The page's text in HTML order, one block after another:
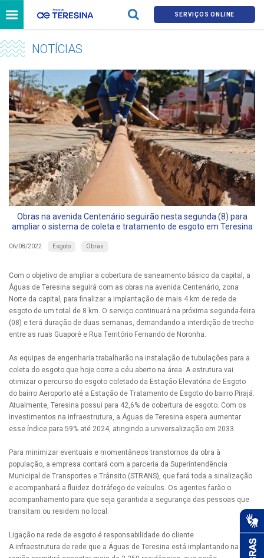
SERVIÇOS ONLINE
NOTÍCIAS
Obras na avenida Centenário seguirão nesta segunda (8) para
ampliar o sistema de coleta e tratamento de esgoto em Teresina
06/08/2022 Esgoto Obras
Com o objetivo de ampliar a cobertura de saneamento básico da capital, a
Águas de Teresina seguirá com as obras na avenida Centenário, zona
Norte da capital, para finalizar a implantação de mais 4 km de rede de
esgoto de um total de 8 km. O serviço continuará na próxima segunda-feira
(08) e terá duração de duas semanas, demandando a interdição de trecho
entre as ruas Guaporé e Rua Território Fernando de Noronha.
As equipes de engenharia trabalharão na instalação de tubulações para a
coleta do esgoto que hoje corre a céu aberto na área. A estrutura vai
otimizar o percurso do esgoto coletado da Estação Elevatória de Esgoto
do bairro Aeroporto até a Estação de Tratamento de Esgoto do bairro Pirajá.
Atualmente, Teresina possui para 42,6% de cobertura de esgoto. Com os
investimentos na infraestrutura, a Águas de Teresina espera aumentar
esse índice para 59% até 2024, atingindo a universalização em 2033.
Para minimizar eventuais e momentâneos transtornos da obra à
população, a empresa contará com a parceria da Superintendência
Municipal de Transportes e Trânsito (STRANS), que fará toda a sinalização
e acompanhará a fluidez do tráfego de veículos. Os agentes farão o
acompanhamento para que seja garantida a segurança das pessoas que
transitam ou residem no local.
Ligação na rede de esgoto é responsabilidade do cliente
A infraestrutura de rede que a Águas de Teresina está implantando na